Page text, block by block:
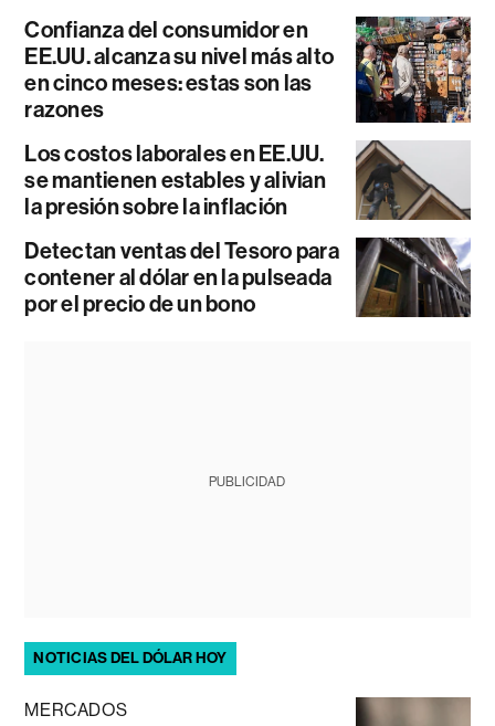
Confianza del consumidor en
EE.UU. alcanza su nivel más alto
en cinco meses: estas son las
razones
Los costos laborales en EE.UU.
se mantienen estables y alivian
la presión sobre la inflación
Detectan ventas del Tesoro para
contener al dólar en la pulseada
por el precio de un bono
PUBLICIDAD
NOTICIAS DEL DÓLAR HOY
MERCADOS